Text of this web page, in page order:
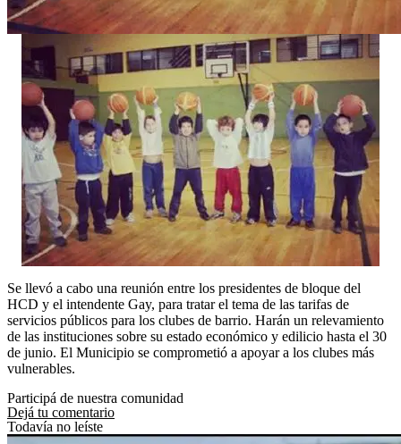
Se llevó a cabo una reunión entre los presidentes de bloque del
HCD y el intendente Gay, para tratar el tema de las tarifas de
servicios públicos para los clubes de barrio. Harán un relevamiento
de las instituciones sobre su estado económico y edilicio hasta el 30
de junio. El Municipio se comprometió a apoyar a los clubes más
vulnerables.
Participá de nuestra comunidad
Dejá tu comentario
Todavía no leíste